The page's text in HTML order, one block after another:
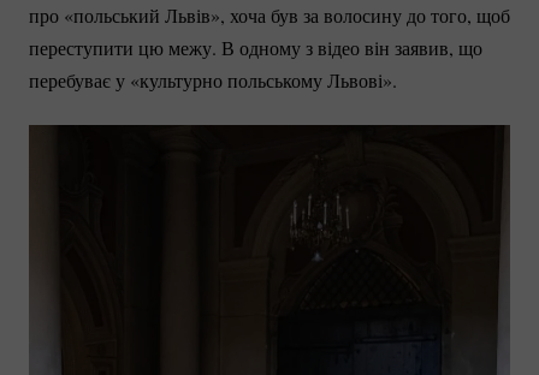
про «польський Львів», хоча був за волосину до того, щоб
переступити цю межу. В одному з відео він заявив, що
перебуває у «культурно польському Львові».